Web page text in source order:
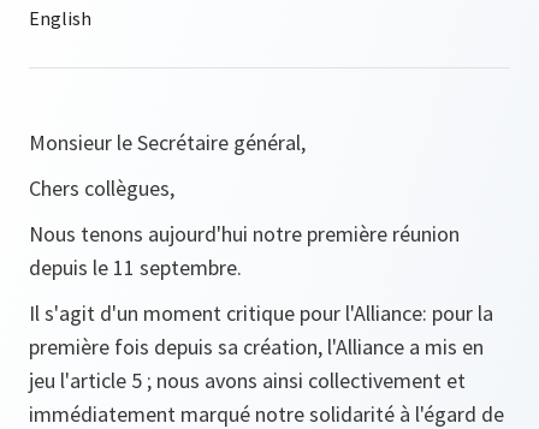
Monsieur le Secrétaire général,
Chers collègues,
Nous tenons aujourd'hui notre première réunion
depuis le 11 septembre.
Il s'agit d'un moment critique pour l'Alliance: pour la
première fois depuis sa création, l'Alliance a mis en
jeu l'article 5 ; nous avons ainsi collectivement et
immédiatement marqué notre solidarité à l'égard de